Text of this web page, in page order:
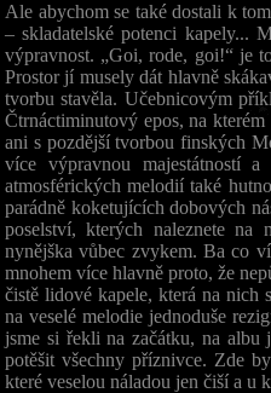
Ale abychom se také dostali k
– skladatelské potenci kapely...
výpravnost. „Goi, rode, goi!“ je
Prostor jí musely dát hlavně
tvorbu stavěla. Učebnicovým
Čtrnáctiminutový epos, na
ani s pozdější tvorbou finských
více výpravnou majestátností
atmosférických melodií také
parádně koketujících dobových
poselství, kterých naleznete
nynějška vůbec zvykem. Ba co
mnohem více hlavně proto, že
čistě lidové kapele, která na
na veselé melodie jednoduše
jsme si řekli na začátku, na albu
potěšit všechny příznivce. Zde
které veselou náladou jen čiší a u